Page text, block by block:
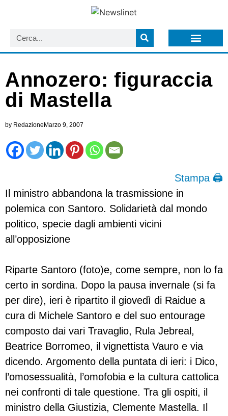
Annozero: figuraccia
di Mastella
by RedazioneMarzo 9, 2007
Stampa 🖨
Il ministro abbandona la trasmissione in
polemica con Santoro. Solidarietà dal mondo
politico, specie dagli ambienti vicini
all’opposizione
Riparte Santoro (foto)e, come sempre, non lo fa
certo in sordina. Dopo la pausa invernale (si fa
per dire), ieri è ripartito il giovedì di Raidue a
cura di Michele Santoro e del suo entourage
composto dai vari Travaglio, Rula Jebreal,
Beatrice Borromeo, il vignettista Vauro e via
dicendo. Argomento della puntata di ieri: i Dico,
l’omosessualità, l’omofobia e la cultura cattolica
nei confronti di tale questione. Tra gli ospiti, il
ministro della Giustizia, Clemente Mastella. Il